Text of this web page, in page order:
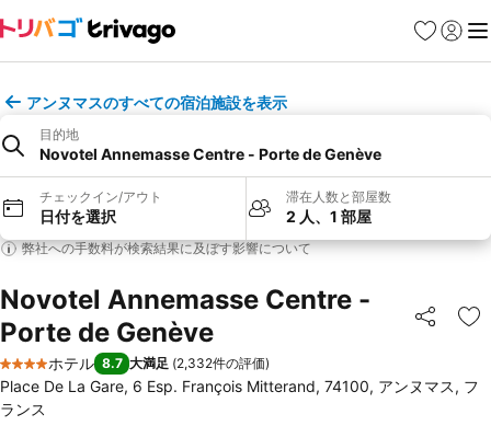
お気に入り
ログイ
メ
アンヌマスのすべての宿泊施設を表示
目的地
Novotel Annemasse Centre - Porte de Genève
チェックイン/アウト
日付を選択
滞在人数と部屋数
2 人、1 部屋
弊社への手数料が検索結果に及ぼす影響について
Novotel Annemasse Centre -
Porte de Genève
シェア お
4 ホテルのランク
ホテル 8.7 大満足 (2,332件の評価)
Place De La Gare, 6 Esp. François Mitterand, 74100, アンヌマス, フ
ランス